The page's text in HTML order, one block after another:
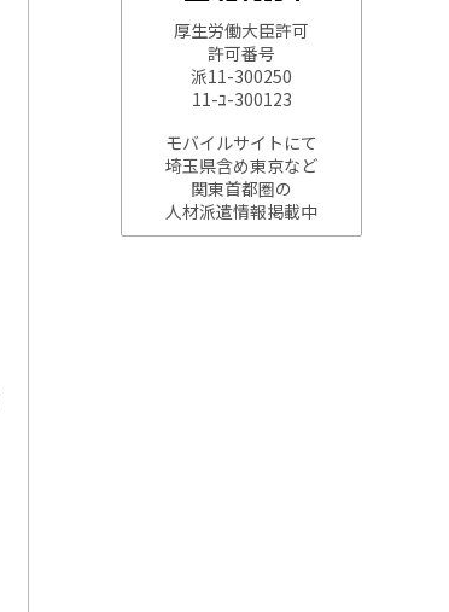
厚生労働大臣許可
許可番号
派11-300250
11-ﾕ-300123
モバイルサイトにて
埼玉県含め東京など
関東首都圏の
人材派遣情報掲載中